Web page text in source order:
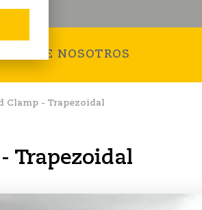
SOBRE NOSOTROS
Clamp - Trapezoidal
Trapezoidal